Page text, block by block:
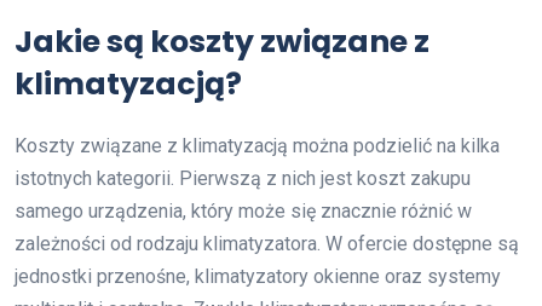
Jakie są koszty związane z
klimatyzacją?
Koszty związane z klimatyzacją można podzielić na kilka
istotnych kategorii. Pierwszą z nich jest koszt zakupu
samego urządzenia, który może się znacznie różnić w
zależności od rodzaju klimatyzatora. W ofercie dostępne są
jednostki przenośne, klimatyzatory okienne oraz systemy